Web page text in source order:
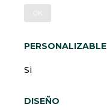
OK
PERSONALIZABLE
Si
DISEÑO